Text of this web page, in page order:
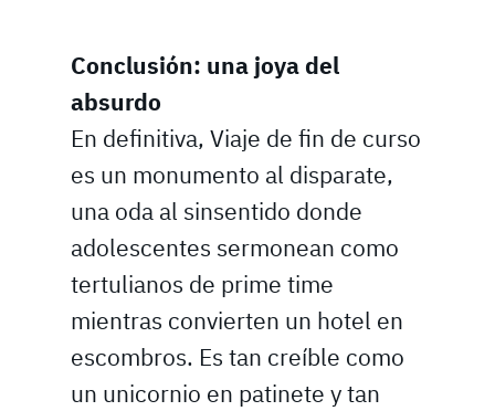
Conclusión: una joya del
absurdo
En definitiva, Viaje de fin de curso
es un monumento al disparate,
una oda al sinsentido donde
adolescentes sermonean como
tertulianos de prime time
mientras convierten un hotel en
escombros. Es tan creíble como
un unicornio en patinete y tan